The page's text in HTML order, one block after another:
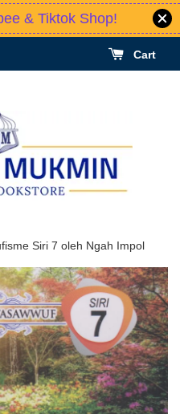
& Tiktok Shop!
Cart
Siri 7 oleh Ngah Impol